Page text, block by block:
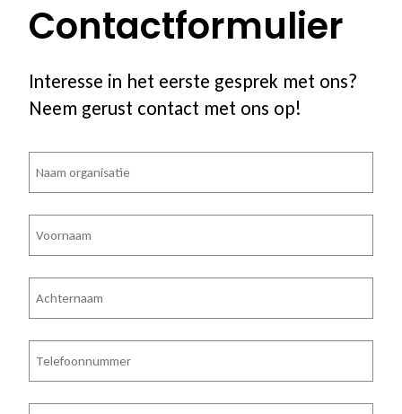
Contactformulier
Interesse in het eerste gesprek met ons?
Neem gerust contact met ons op!
Bedrijfsnaam
Voornaam
Achternaam
Telefoon